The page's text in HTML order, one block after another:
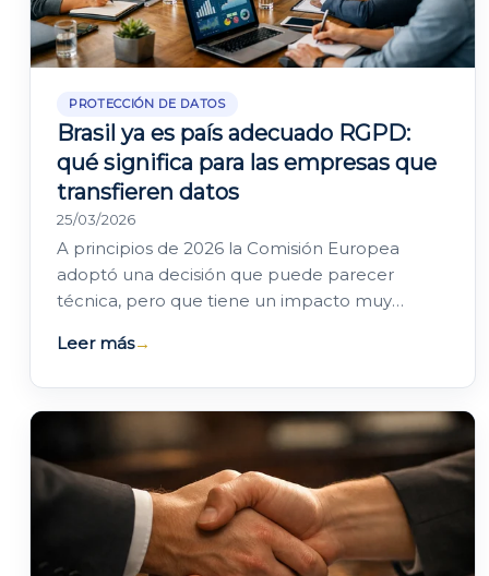
PROTECCIÓN DE DATOS
Brasil ya es país adecuado RGPD:
qué significa para las empresas que
transfieren datos
25/03/2026
A principios de 2026 la Comisión Europea
adoptó una decisión que puede parecer
técnica, pero que tiene un impacto muy
pasado a ser un país…
Leer más→